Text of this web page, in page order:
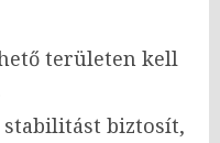
területen kell
biztosít,